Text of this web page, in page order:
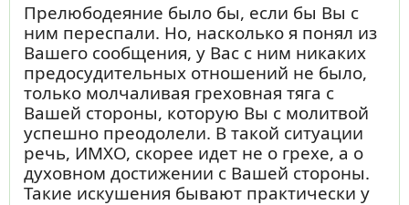
Прелюбодеяние было бы, если бы Вы с
ним переспали. Но, насколько я понял из
Вашего сообщения, у Вас с ним никаких
предосудительных отношений не было,
только молчаливая греховная тяга с
Вашей стороны, которую Вы с молитвой
успешно преодолели. В такой ситуации
речь, ИМХО, скорее идет не о грехе, а о
духовном достижении с Вашей стороны.
Такие искушения бывают практически у